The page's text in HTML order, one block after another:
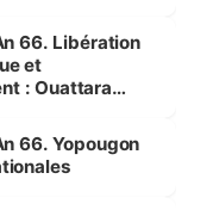
66. Libération
et
: Ouattara
préserver les
66. Yopougon